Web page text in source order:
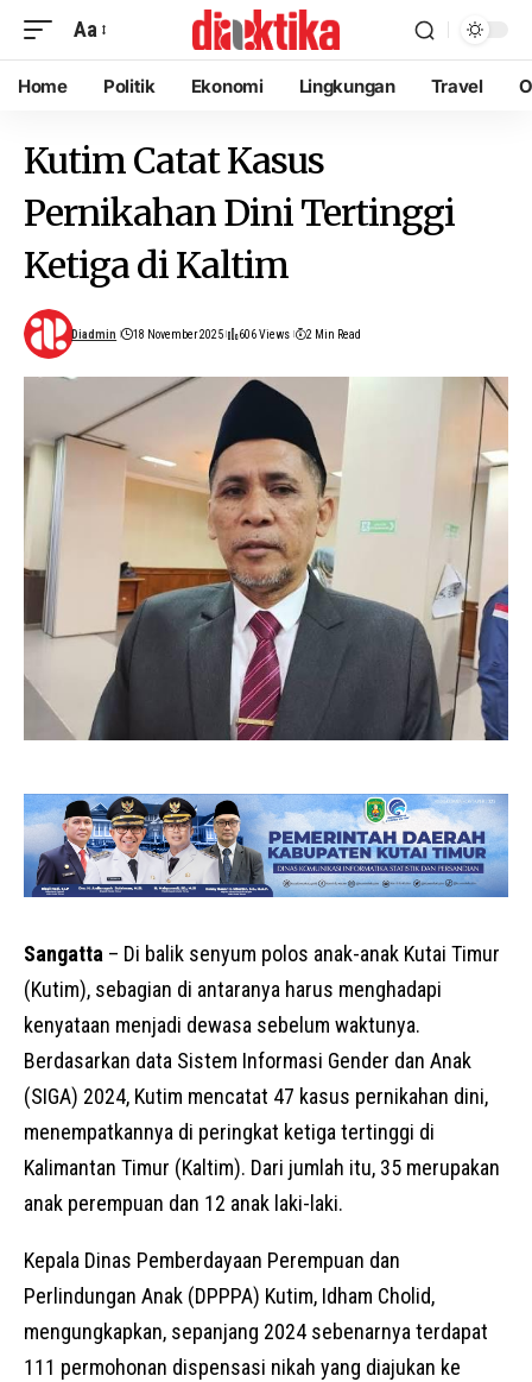
Aa
Home Politik Ekonomi Lingkungan Travel
Kutim Catat Kasus
Pernikahan Dini Tertinggi
Ketiga di Kaltim
Diadmin 18 November 2025 606 Views 2 Min Read
Sangatta – Di balik senyum polos anak-anak Kutai Timur
(Kutim), sebagian di antaranya harus menghadapi
kenyataan menjadi dewasa sebelum waktunya.
Berdasarkan data Sistem Informasi Gender dan Anak
(SIGA) 2024, Kutim mencatat 47 kasus pernikahan dini,
menempatkannya di peringkat ketiga tertinggi di
Kalimantan Timur (Kaltim). Dari jumlah itu, 35 merupakan
anak perempuan dan 12 anak laki-laki.
Kepala Dinas Pemberdayaan Perempuan dan
Perlindungan Anak (DPPPA) Kutim, Idham Cholid,
mengungkapkan, sepanjang 2024 sebenarnya terdapat
111 permohonan dispensasi nikah yang diajukan ke